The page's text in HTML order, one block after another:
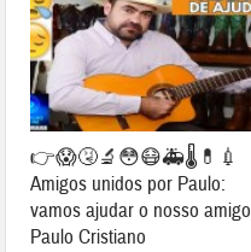
👉😱🤧🔬😳😷🚑🌡💊💉
Amigos unidos por Paulo:
vamos ajudar o nosso amigo
Paulo Cristiano